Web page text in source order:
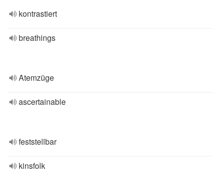
kontrastiert
breathings
Atemzüge
ascertainable
feststellbar
kinsfolk